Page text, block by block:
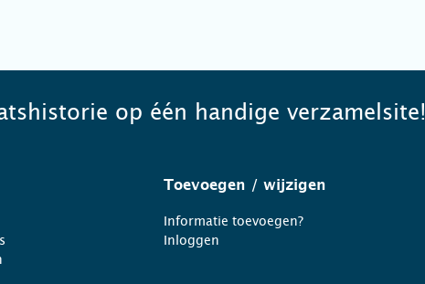
op één handige verzamelsite!
Toevoegen / wijzigen
Informatie toevoegen?
Inloggen